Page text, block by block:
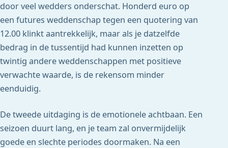
door veel wedders onderschat. Honderd euro op
een futures weddenschap tegen een quotering van
12.00 klinkt aantrekkelijk, maar als je datzelfde
bedrag in de tussentijd had kunnen inzetten op
twintig andere weddenschappen met positieve
verwachte waarde, is de rekensom minder
eenduidig.
De tweede uitdaging is de emotionele achtbaan. Een
seizoen duurt lang, en je team zal onvermijdelijk
goede en slechte periodes doormaken. Na een